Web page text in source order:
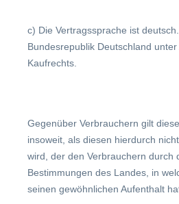
c) Die Vertragssprache ist
Bundesrepublik Deutschland
Kaufrechts.
Gegenüber Verbrauchern gilt
insoweit, als diesen hierdurch
wird, der den Verbrauchern durch
Bestimmungen des Landes, in
seinen gewöhnlichen Aufenthalt